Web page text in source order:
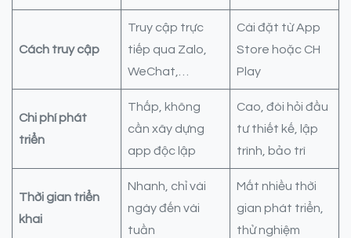
Cách truy cập
Truy cập trực
tiếp qua Zalo,
WeChat,…
Cài đặt từ App
Store hoặc CH
Play
Chi phí phát
triển
Thấp, không
cần xây dựng
app độc lập
Cao, đòi hỏi đầu
tư thiết kế, lập
trình, bảo trì
Thời gian triển
khai
Nhanh, chỉ vài
ngày đến vài
tuần
Mất nhiều thời
gian phát triển,
thử nghiệm